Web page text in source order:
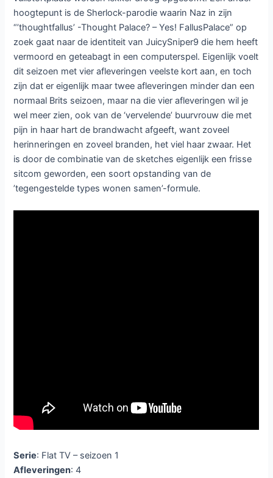
hoogtepunt is de Sherlock-parodie waarin Naz in zijn
“’thoughtfallus’ -Thought Palace? – Yes! FallusPalace” op
zoek gaat naar de identiteit van JuicySniper9 die hem heeft
vermoord en geteabagt in een computerspel. Eigenlijk voelt
dit seizoen met vier afleveringen veelste kort aan, en toch
zijn dat er eigenlijk maar twee afleveringen minder dan een
normaal Brits seizoen, maar na die vier afleveringen wil je
wel meer zien, ook van de ‘vervelende’ buurvrouw die met
pijn in haar hart de brandwacht afgeeft, want zoveel
herinneringen en zoveel branden, het viel haar zwaar. Het
is door de combinatie van de sketches eigenlijk een frisse
sitcom geworden, een soort opstanding van de
’tegengestelde types wonen samen’-formule.
Serie: Flat TV – seizoen 1
Afleveringen: 4